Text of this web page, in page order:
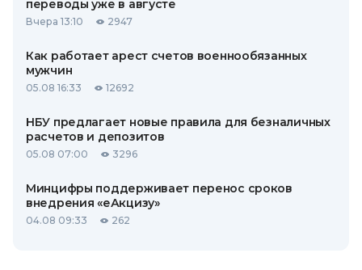
переводы уже в августе
Вчера 13:10 2947
Как работает арест счетов военнообязанных
мужчин
05.08 16:33 12692
НБУ предлагает новые правила для безналичных
расчетов и депозитов
05.08 07:00 3296
Минцифры поддерживает перенос сроков
внедрения «еАкцизу»
04.08 09:33 262